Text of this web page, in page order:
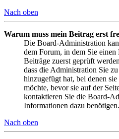
Nach oben
Warum muss mein Beitrag erst
Die Board-Administration
dem Forum, in dem Sie
Beiträge zuerst geprüft
dass die Administration Sie
hinzugefügt hat, bei denen
möchte, bevor sie auf der
kontaktieren Sie die Board-
Informationen dazu benötigen.
Nach oben